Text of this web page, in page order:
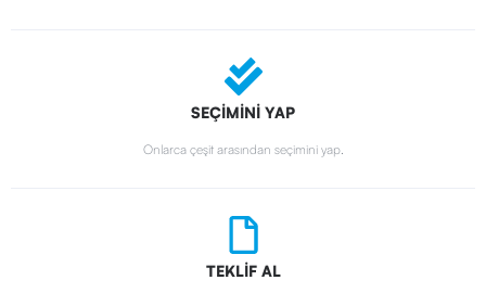
SEÇİMİNİ YAP
Onlarca çeşit arasından seçimini yap.
TEKLİF AL